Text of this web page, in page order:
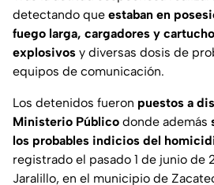
detectando que estaban en
fuego larga, cargadores y
explosivos y diversas dosis de
equipos de comunicación.
Los detenidos fueron puestos a
Ministerio Público donde además
los probables indicios del
registrado el pasado 1 de junio de
Jaralillo, en el municipio de